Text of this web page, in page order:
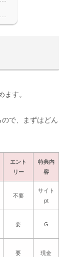
ます。
ので、まずはどん
エント
リー
特典内
容
不要
サイト
pt
要 G
要 現金